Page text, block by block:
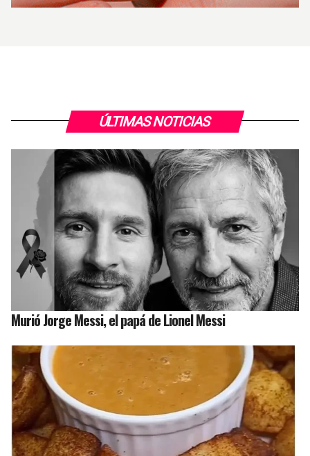
ÚLTIMAS NOTICIAS
Murió Jorge Messi, el papá de Lionel Messi